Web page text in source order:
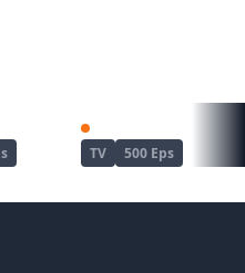
TV 500 Eps